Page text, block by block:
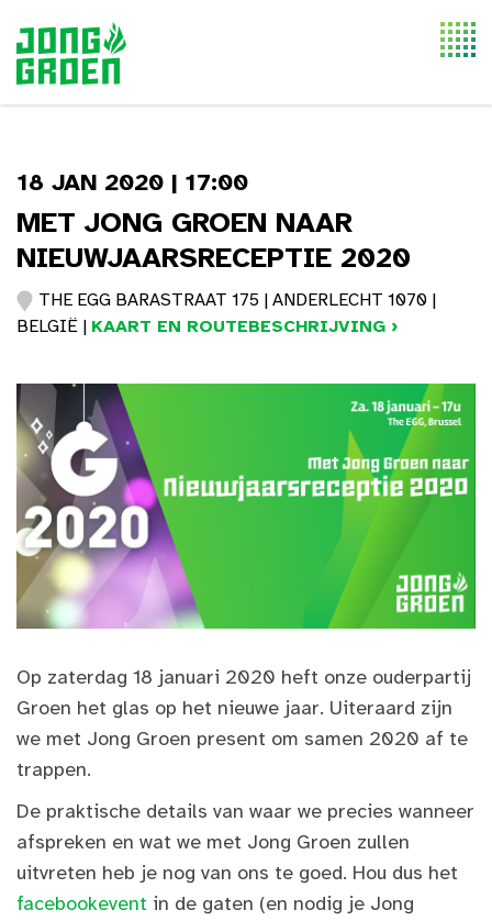
18 JAN 2020 | 17:00
MET JONG GROEN NAAR
NIEUWJAARSRECEPTIE 2020
THE EGG BARASTRAAT 175 | ANDERLECHT 1070 |
BELGIË | KAART EN ROUTEBESCHRIJVING ›
Op zaterdag 18 januari 2020 heft onze ouderpartij
Groen het glas op het nieuwe jaar. Uiteraard zijn
we met Jong Groen present om samen 2020 af te
trappen.
De praktische details van waar we precies wanneer
afspreken en wat we met Jong Groen zullen
uitvreten heb je nog van ons te goed. Hou dus het
facebookevent in de gaten (en nodig je Jong